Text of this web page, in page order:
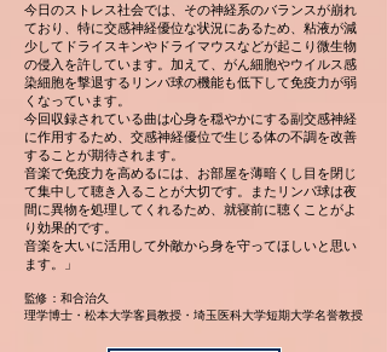
今日のストレス社会では、その神経系のバランスが崩れ
ており、特に交感神経優位な状況にあるため、粘液が減
少してドライスキンやドライマウスなどが起こり微生物
の侵入を許しています。加えて、がん細胞やウイルス感
染細胞を撃退するリンパ球の機能も低下して免疫力が弱
くなっています。
今回収録されている曲は心身を穏やかにする副交感神経
に作用するため、交感神経優位で生じる体の不調を改善
することが期待されます。
音楽で免疫力を高めるには、お部屋を薄暗くし目を閉じ
て集中して聴き入ることが大切です。またリンパ球は夜
間に異物を処理してくれるため、就寝前に聴くことがよ
り効果的です。
音楽を大いに活用して外敵から身を守ってほしいと思い
ます。」
監修：和合治久
理学博士・松本大学客員教授・埼玉医科大学短期大学名誉教授